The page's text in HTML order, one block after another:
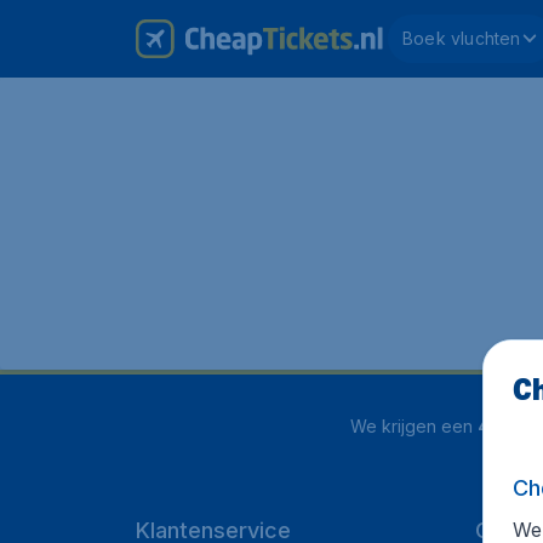
Boek vluchten
We krijgen een 4 uit 5
Klantenservice